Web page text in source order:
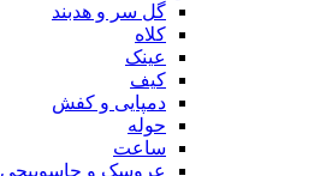
گل سر و هدبند
کلاه
عینک
کیف
دمپایی و کفش
حوله
ساعت
عروسک و جاسوییچی